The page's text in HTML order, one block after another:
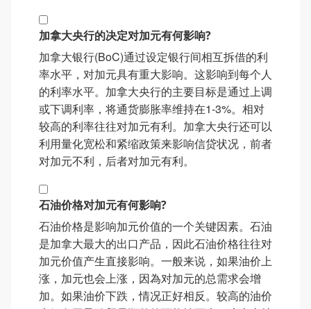
加拿大央行的决定对加元有何影响?
加拿大银行(BoC)通过设定银行间相互拆借的利
率水平，对加元具有重大影响。这影响到每个人
的利率水平。加拿大央行的主要目标是通过上调
或下调利率，将通货膨胀率维持在1-3%。相对
较高的利率往往对加元有利。加拿大央行还可以
利用量化宽松和紧缩政策来影响信贷状况，前者
对加元不利，后者对加元有利。
石油价格对加元有何影响?
石油价格是影响加元价值的一个关键因素。石油
是加拿大最大的出口产品，因此石油价格往往对
加元价值产生直接影响。一般来说，如果油价上
涨，加元也会上涨，因為对加元的总需求会增
加。如果油价下跌，情况正好相反。较高的油价